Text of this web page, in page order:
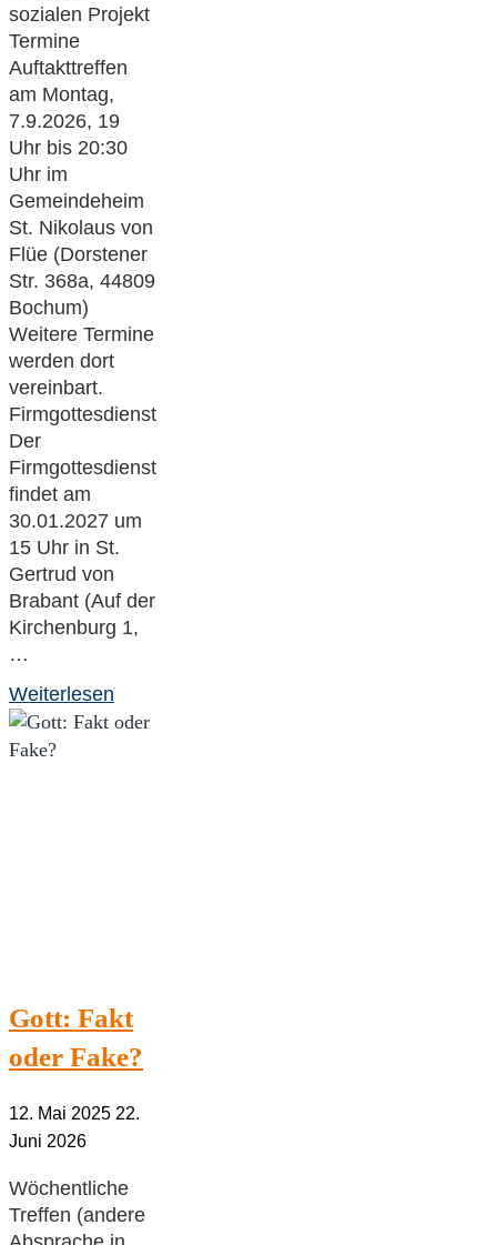
sozialen Projekt
Termine
Auftakttreffen
am Montag,
7.9.2026, 19
Uhr bis 20:30
Uhr im
Gemeindeheim
St. Nikolaus von
Flüe (Dorstener
Str. 368a, 44809
Bochum)
Weitere Termine
werden dort
vereinbart.
Firmgottesdienst
Der
Firmgottesdienst
findet am
30.01.2027 um
15 Uhr in St.
Gertrud von
Brabant (Auf der
Kirchenburg 1,
…
Weiterlesen
mal
Gott: Fakt
oder Fake?
12. Mai 2025 22.
Juni 2026
Wöchentliche
Treffen (andere